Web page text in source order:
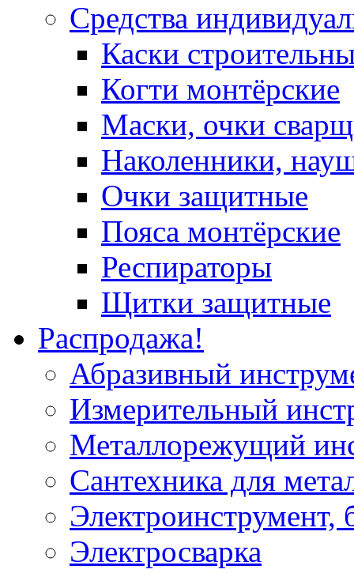
Средства
Каски
Когти монтёрские
Маски, очки
Наколенники,
Очки защитные
Пояса монтёрские
Респираторы
Щитки защитные
Распродажа!
Абразивный
Измерительный
Металлорежущий
Сантехника для
Электроинструмент,
Электросварка